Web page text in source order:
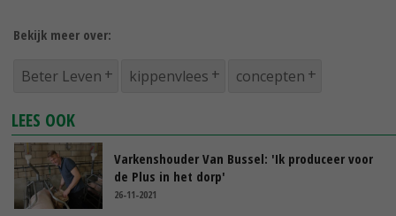
Bekijk meer over:
Beter Leven kippenvlees concepten
LEES OOK
Varkenshouder Van Bussel: 'Ik produceer voor
de Plus in het dorp'
26-11-2021